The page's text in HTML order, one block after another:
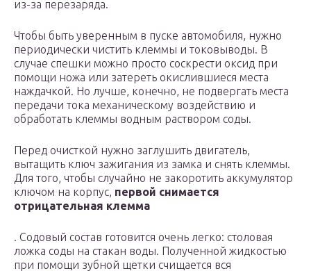
из-за перезаряда.
Чтобы быть уверенным в пуске автомобиля, нужно
периодически чистить клеммы и токовыводы. В
случае спешки можно просто соскрести оксид при
помощи ножа или затереть окислившиеся места
наждачкой. Но лучше, конечно, не подвергать места
передачи тока механическому воздействию и
обработать клеммы водным раствором соды.
Перед очисткой нужно заглушить двигатель,
вытащить ключ зажигания из замка и снять клеммы.
Для того, чтобы случайно не закоротить аккумулятор
ключом на корпус, первой снимается
отрицательная клемма
. Содовый состав готовится очень легко: столовая
ложка соды на стакан воды. Полученной жидкостью
при помощи зубной щетки счищается вся